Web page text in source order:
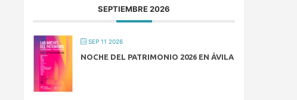
SEPTIEMBRE 2026
SEP 11 2026
NOCHE DEL PATRIMONIO 2026 EN ÁVILA